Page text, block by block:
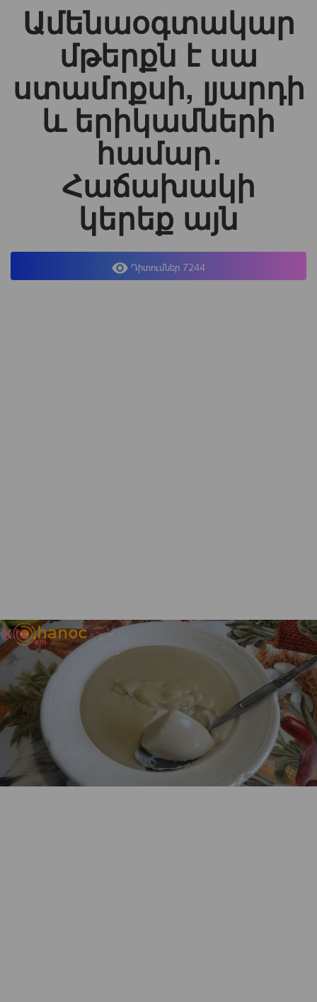
Ամենաօգտակար
մթերքն է սա
ստամոքսի, լյարդի
և երիկամների
համար․
Հաճախակի
կերեք այն
Դիտումներ 7244